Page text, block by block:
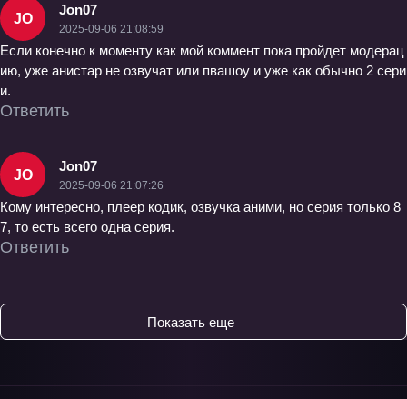
JO
Jon07
2025-09-06 21:08:59
Если конечно к моменту как мой коммент пока пройдет модерац
ию, уже анистар не озвучат или пвашоу и уже как обычно 2 сери
и.
Ответить
JO
Jon07
2025-09-06 21:07:26
Кому интересно, плеер кодик, озвучка аними, но серия только 8
7, то есть всего одна серия.
Ответить
Показать еще